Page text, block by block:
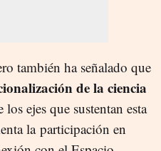
también ha señalado que
de la ciencia
ejes que sustentan esta
la participación en